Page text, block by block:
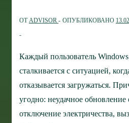
ОТADVISOR ОПУБЛИКОВАНО
Каждый пользователь
сталкивается с ситуацией,
отказывается загружаться.
угодно: неудачное
отключение электричества,